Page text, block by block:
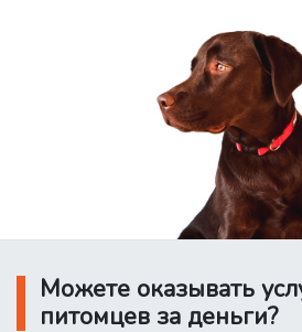
Можете оказывать
питомцев за деньги?